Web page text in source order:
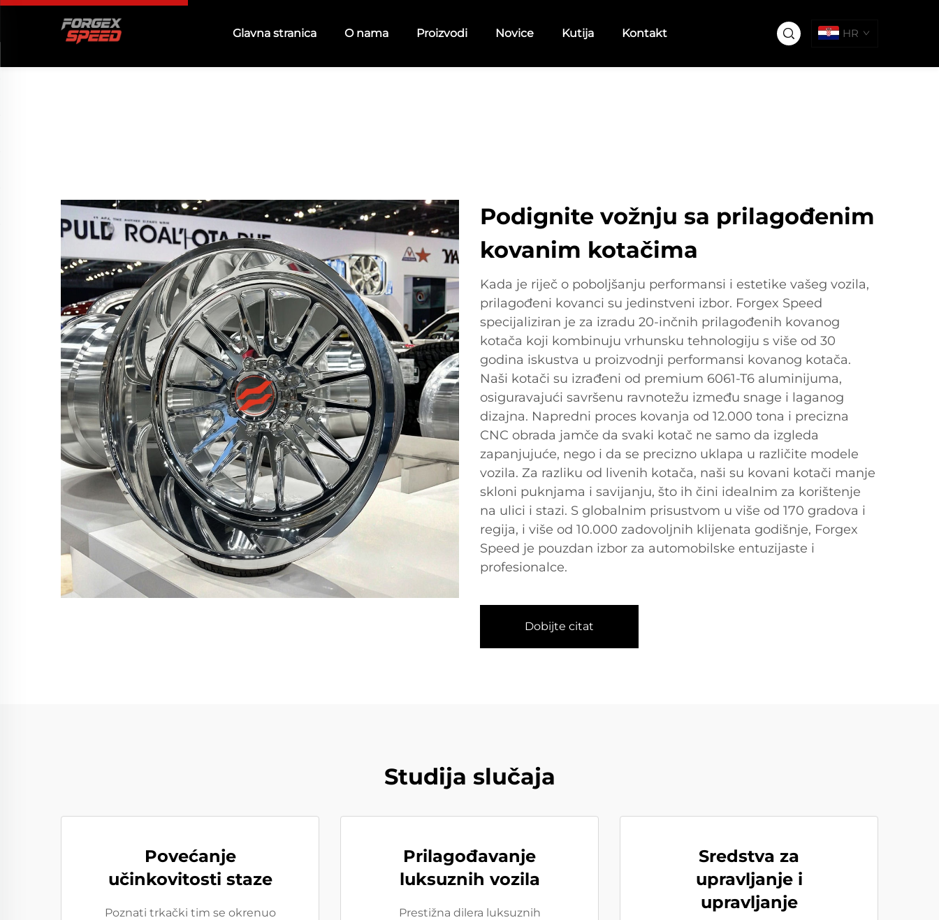
Glavna stranica O nama Proizvodi Novice Kutija Kontakt HR
Podignite vožnju sa prilagođenim
kovanim kotačima
Kada je riječ o poboljšanju performansi i estetike vašeg vozila,
prilagođeni kovanci su jedinstveni izbor. Forgex Speed
specijaliziran je za izradu 20-inčnih prilagođenih kovanog
kotača koji kombinuju vrhunsku tehnologiju s više od 30
godina iskustva u proizvodnji performansi kovanog kotača.
Naši kotači su izrađeni od premium 6061-T6 aluminijuma,
osiguravajući savršenu ravnotežu između snage i laganog
dizajna. Napredni proces kovanja od 12.000 tona i precizna
CNC obrada jamče da svaki kotač ne samo da izgleda
zapanjujuće, nego i da se precizno uklapa u različite modele
vozila. Za razliku od livenih kotača, naši su kovani kotači manje
skloni puknjama i savijanju, što ih čini idealnim za korištenje
na ulici i stazi. S globalnim prisustvom u više od 170 gradova i
regija, i više od 10.000 zadovoljnih klijenata godišnje, Forgex
Speed je pouzdan izbor za automobilske entuzijaste i
profesionalce.
Dobijte citat
Studija slučaja
Povećanje
učinkovitosti staze
Poznati trkački tim se okrenuo
Prilagođavanje
luksuznih vozila
Prestižna dilera luksuznih
Sredstva za
upravljanje i
upravljanje